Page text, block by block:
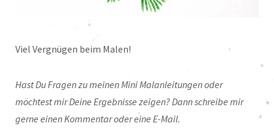
Viel Vergnügen beim Malen!
Hast Du Fragen zu meinen Mini Malanleitungen oder
möchtest mir Deine Ergebnisse zeigen? Dann schreibe mir
gerne einen Kommentar oder eine E-Mail.